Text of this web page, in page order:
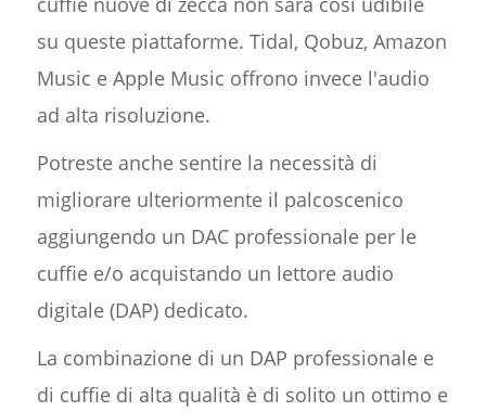
su queste piattaforme. Tidal, Qobuz, Amazon
Music e Apple Music offrono invece l'audio
ad alta risoluzione.
Potreste anche sentire la necessità di
migliorare ulteriormente il palcoscenico
aggiungendo un DAC professionale per le
cuffie e/o acquistando un lettore audio
digitale (DAP) dedicato.
La combinazione di un DAP professionale e
di cuffie di alta qualità è di solito un ottimo e